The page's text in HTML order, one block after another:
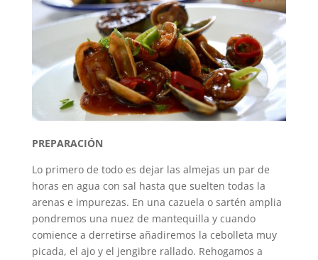
PREPARACIÓN
Lo primero de todo es dejar las almejas un par de
horas en agua con sal hasta que suelten todas la
arenas e impurezas. En una cazuela o sartén amplia
pondremos una nuez de mantequilla y cuando
comience a derretirse añadiremos la cebolleta muy
picada, el ajo y el jengibre rallado. Rehogamos a